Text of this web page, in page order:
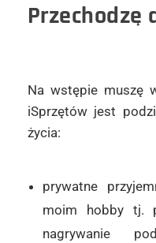
Przechodzę
Na wstępie muszę
iSprzętów jest
życia:
prywatne
moim hobby tj.
nagrywanie